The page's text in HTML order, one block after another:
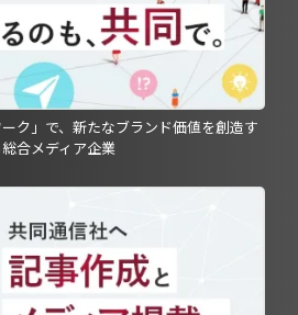
ク」で、新たなブランド価値を創造す
総合メディア企業